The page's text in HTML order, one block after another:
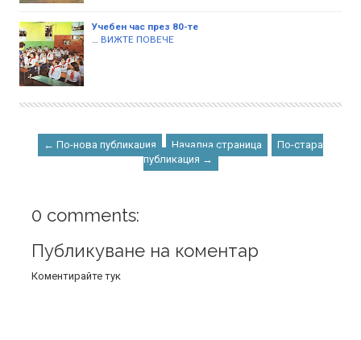
Учебен час през 80-те
ВИЖТЕ ПОВЕЧЕ
← По-нова публикация Начална страница
По-стара
публикация →
0 comments:
Публикуване на коментар
Коментирайте тук